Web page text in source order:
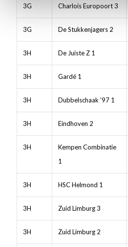
3G Charlois Europoort 3
3G De Stukkenjagers 2
3H De Juiste Z 1
3H Gardé 1
3H Dubbelschaak ’97 1
3H Eindhoven 2
3H
Kempen Combinatie
1
3H HSC Helmond 1
3H Zuid Limburg 3
3H Zuid Limburg 2